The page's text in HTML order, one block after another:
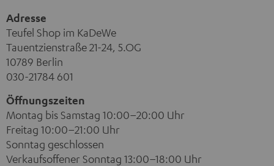
Adresse
Teufel Shop im KaDeWe
Tauentzienstraße 21-24, 5.OG
10789 Berlin
030-21784 601
Öffnungszeiten
Montag bis Samstag 10:00–20:00 Uhr
Freitag 10:00–21:00 Uhr
Sonntag geschlossen
Verkaufsoffener Sonntag 13:00–18:00 Uhr